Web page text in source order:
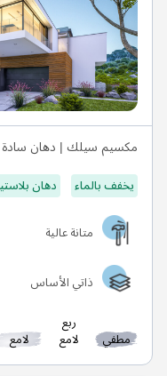
مكسيم سيلك | دهان سادة
يخفف بالماء دهان
متانة عالية
ذاتي الأساس
مطفي
ربع
لامع لامع